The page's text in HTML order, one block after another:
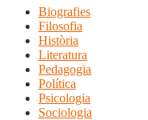
Biografies
Filosofia
Història
Literatura
Pedagogia
Política
Psicologia
Sociologia